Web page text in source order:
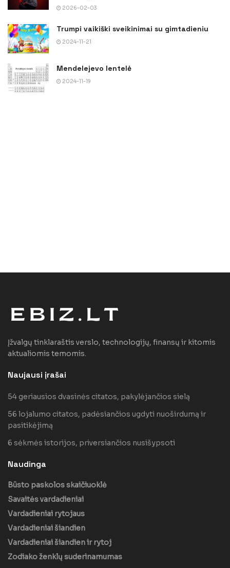
2026-02-03
Trumpi vaikiški sveikinimai su gimtadieniu
2024-11-21
Mendelejevo lentelė
2024-11-19
Įžvalgų tinklaraštis verslo, technologijų, finansų ir kitomis
aktualiomis temomis.
Naujausi įrašai
54 geriausios dvasinės citatos, pakylėjančios sielą
56 lojalumo citatos, padėsiančios ugdyti nuoširdumą ir
pasitikėjimą
6 sėkmės istorijos, priversiančios nusišypsoti
Naudinga
Būsto paskolos skaičiuoklė
Savaitės vardadieniai
Vardadieniai rytojaus
Vardadieniai šiandien
Vardadieniai šiandien ir rytoj
Zodiako ženklų suderinamumas